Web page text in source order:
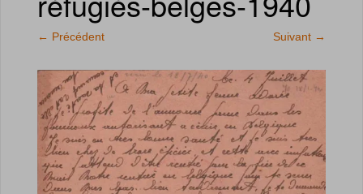
← Précédent Suivant →